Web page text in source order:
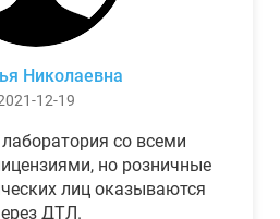
Николаевна
12-19
со всеми
но розничные
лиц оказываются
ДТЛ.